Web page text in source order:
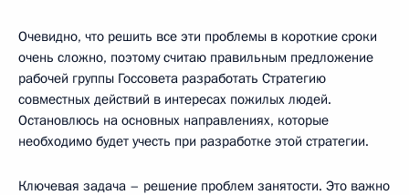
Очевидно, что решить все эти проблемы в короткие сроки
очень сложно, поэтому считаю правильным предложение
рабочей группы Госсовета разработать Стратегию
совместных действий в интересах пожилых людей.
Остановлюсь на основных направлениях, которые
необходимо будет учесть при разработке этой стратегии.
Ключевая задача – решение проблем занятости. Это важно